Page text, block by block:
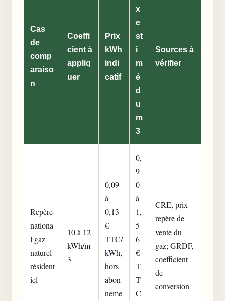
Cas
de
comp
araiso
n
Coeffi
cient à
appliq
uer
Prix
kWh
indi
catif
x
e
st
i
m
é
d
u
m
3
Sources à
vérifier
Repère
nationa
l gaz
naturel
résident
iel
10 à 12
kWh/m
3
0,09
à
0,13
€
TTC/
kWh,
hors
abon
neme
0,
9
0
à
1,
5
6
€
T
T
C
CRE, prix
repère de
vente du
gaz; GRDF,
coefficient
de
conversion